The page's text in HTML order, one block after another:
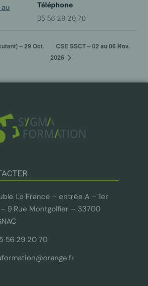
Téléphone
05 56 29 20 70
– 29 Oct.
CSE SSCT – 02 au 06 Nov.
2026
Le France – entrée A – 1er
– 9 Rue Montgolfier – 33700
56 29 20 70